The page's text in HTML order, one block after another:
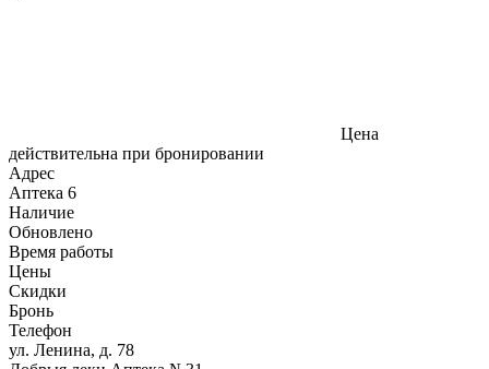
Цена
действительна при бронировании
Адрес
Аптека 6
Наличие
Обновлено
Время работы
Цены
Скидки
Бронь
Телефон
ул. Ленина, д. 78